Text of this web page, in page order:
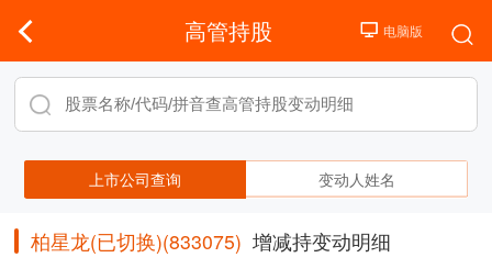
高管持股
上市公司查询 变动人姓名
柏星龙(已切换)(833075) 增减持变动明细